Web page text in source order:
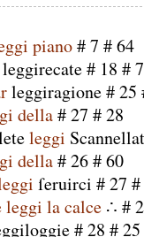
piano#7 #64
leggirecate# 18 #
leggiragione#25
della#27 #28
leggi
della#26#60
ſeruirci #27 #
leggi lacalce ∴ #
#28 #25